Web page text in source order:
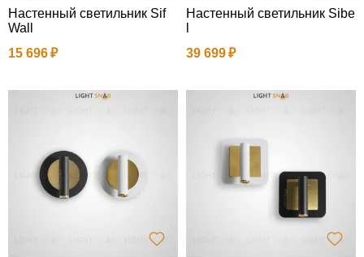
Настенный светильник Sif
Wall
15 696
Настенный светильник Sibe
39 699